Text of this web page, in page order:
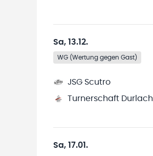
Sa, 13.12.
WG (Wertung gegen Gast)
JSG Scutro
Turnerschaft Durlach
Sa, 17.01.